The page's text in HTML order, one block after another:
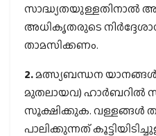
സാദ്ധ്യതയുള്ളതിനാൽ
അധികൃതരുടെ
താമസിക്കണം.
2.മത്സ്യബന്ധന യാനങ്ങൾ
മുതലായവ) ഹാർബറിൽ
സൂക്ഷിക്കുക. വള്ളങ്ങൾ
പാലിക്കുന്നത്